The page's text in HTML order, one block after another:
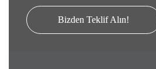
Bizden Teklif Alın!